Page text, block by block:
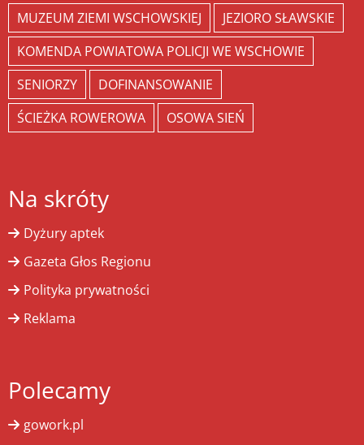
MUZEUM ZIEMI WSCHOWSKIEJ
JEZIORO SŁAWSKIE
KOMENDA POWIATOWA POLICJI WE WSCHOWIE
SENIORZY
DOFINANSOWANIE
ŚCIEŻKA ROWEROWA
OSOWA SIEŃ
Na skróty
Dyżury aptek
Gazeta Głos Regionu
Polityka prywatności
Reklama
Polecamy
gowork.pl